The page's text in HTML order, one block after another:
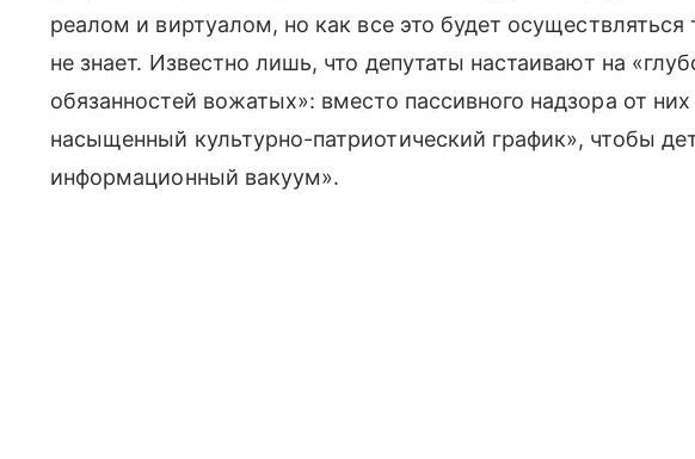
реалом и виртуалом, но как все это будет осуществляться
не знает. Известно лишь, что депутаты настаивают на
обязанностей вожатых»: вместо пассивного надзора от
насыщенный культурно-патриотический график», чтобы
информационный вакуум».